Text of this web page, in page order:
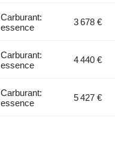
Carburant:
essence
3 678 €
Carburant:
essence
4 440 €
Carburant:
essence
5 427 €